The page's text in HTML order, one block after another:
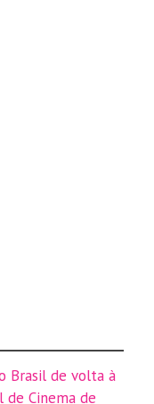
Brasil de volta à
Cinema de